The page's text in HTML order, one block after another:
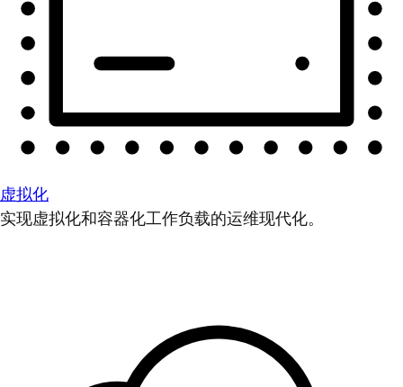
虚拟化
实现虚拟化和容器化工作负载的运维现代化。